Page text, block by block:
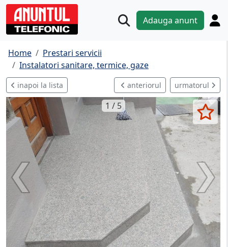
Adauga anunt
Home
Prestari servicii
Instalatori sanitare, termice, gaze
inapoi la lista anteriorul urmatorul
1 / 5